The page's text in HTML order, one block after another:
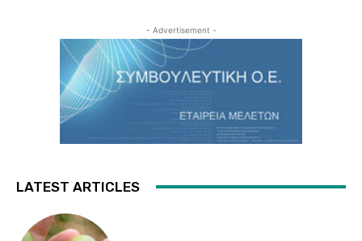
- Advertisement -
LATEST ARTICLES